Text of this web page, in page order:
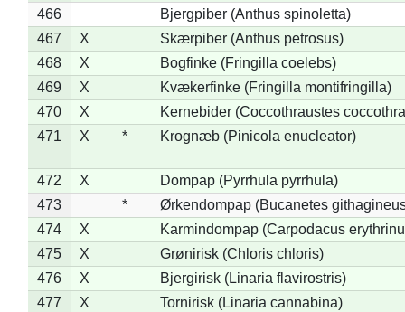
466
Bjergpiber (Anthus spinoletta)
467
X
Skærpiber (Anthus petrosus)
468
X
Bogfinke (Fringilla coelebs)
469
X
Kvækerfinke (Fringilla montifringilla)
470
X
Kernebider (Coccothraustes
471
X * Krognæb (Pinicola enucleator)
472 X
Dompap (Pyrrhula pyrrhula)
473
*
Ørkendompap (Bucanetes
474
X
Karmindompap (Carpodacus
475
X
Grønirisk (Chloris chloris)
476
X
Bjergirisk (Linaria flavirostris)
477
X Tornirisk (Linaria cannabina)